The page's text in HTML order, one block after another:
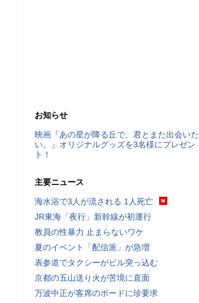
お知らせ
映画『あの星が降る丘で、君とまた出会いた
い。』オリジナルグッズを3名様にプレゼン
ト！
主要ニュース
海水浴で3人が流される 1人死亡
JR東海「夜行」新幹線が初運行
教員の性暴力 止まらないワケ
夏のイベント「配信派」が急増
表参道でタクシーがビル突っ込む
京都の五山送り火が苦境に直面
万波中正が客席のボードに珍要求